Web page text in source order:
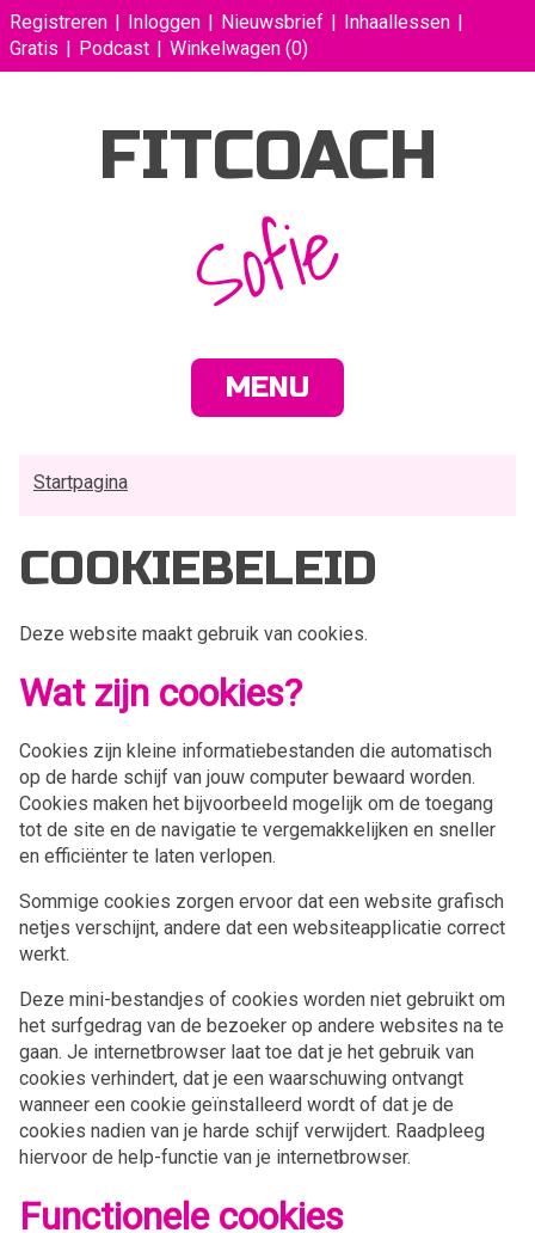
Registreren Inloggen Nieuwsbrief
Inhaallessen
Gratis
Podcast Winkelwagen (0)
FITCOACH
Sofie
MENU
Startpagina
COOKIEBELEID
Deze website maakt gebruik van cookies.
Wat zijn cookies?
Cookies zijn kleine informatiebestanden die automatisch
op de harde schijf van jouw computer bewaard worden.
Cookies maken het bijvoorbeeld mogelijk om de toegang
tot de site en de navigatie te vergemakkelijken en sneller
en efficiënter te laten verlopen.
Sommige cookies zorgen ervoor dat een website grafisch
netjes verschijnt, andere dat een websiteapplicatie correct
werkt.
Deze mini-bestandjes of cookies worden niet gebruikt om
het surfgedrag van de bezoeker op andere websites na te
gaan. Je internetbrowser laat toe dat je het gebruik van
cookies verhindert, dat je een waarschuwing ontvangt
wanneer een cookie geïnstalleerd wordt of dat je de
cookies nadien van je harde schijf verwijdert. Raadpleeg
hiervoor de help-functie van je internetbrowser.
Functionele cookies